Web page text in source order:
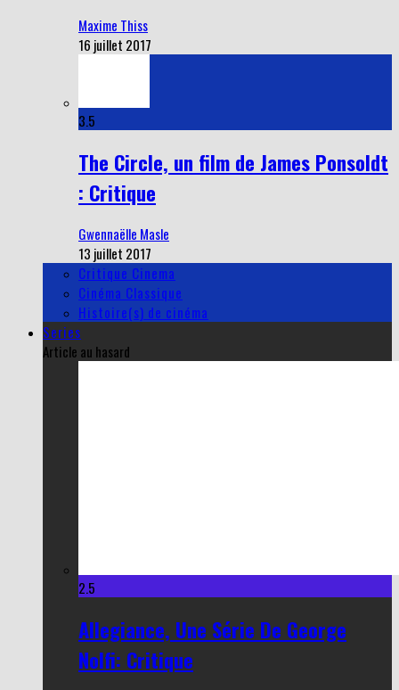
Maxime Thiss
16 juillet 2017
3.5
The Circle, un film de James Ponsoldt
: Critique
Gwennaëlle Masle
13 juillet 2017
Critique Cinema
Cinéma Classique
Histoire(s) de cinéma
Series
Article au hasard
2.5
Allegiance, Une Série De George
Nolfi: Critique